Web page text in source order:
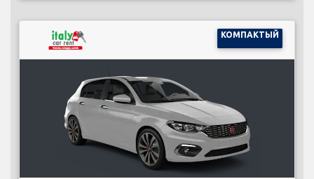
КОМПАКТЫЙ